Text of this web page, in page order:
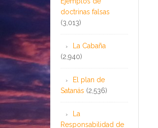
doctrinas falsas
(3,013)
La Cabaña
(2,940)
El plan de
Satanás (2,536)
La
Responsabilidad de